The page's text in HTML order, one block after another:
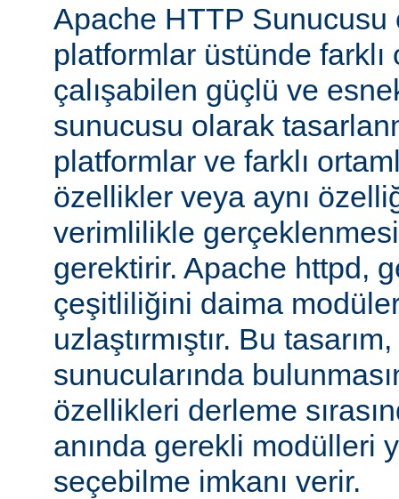
Apache HTTP Sunucusu
platformlar üstünde farklı
çalışabilen güçlü ve
sunucusu olarak
platformlar ve farklı
özellikler veya aynı
verimlilikle
gerektirir. Apache httpd,
çeşitliliğini daima
uzlaştırmıştır. Bu
sunucularında
özellikleri derleme
anında gerekli modülleri
seçebilme imkanı verir.